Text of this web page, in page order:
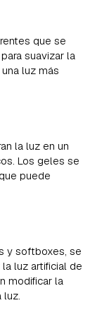
que se
suavizar la
luz más
la luz en un
Los geles se
puede
y softboxes, se
luz artificial de
modificar la
luz.